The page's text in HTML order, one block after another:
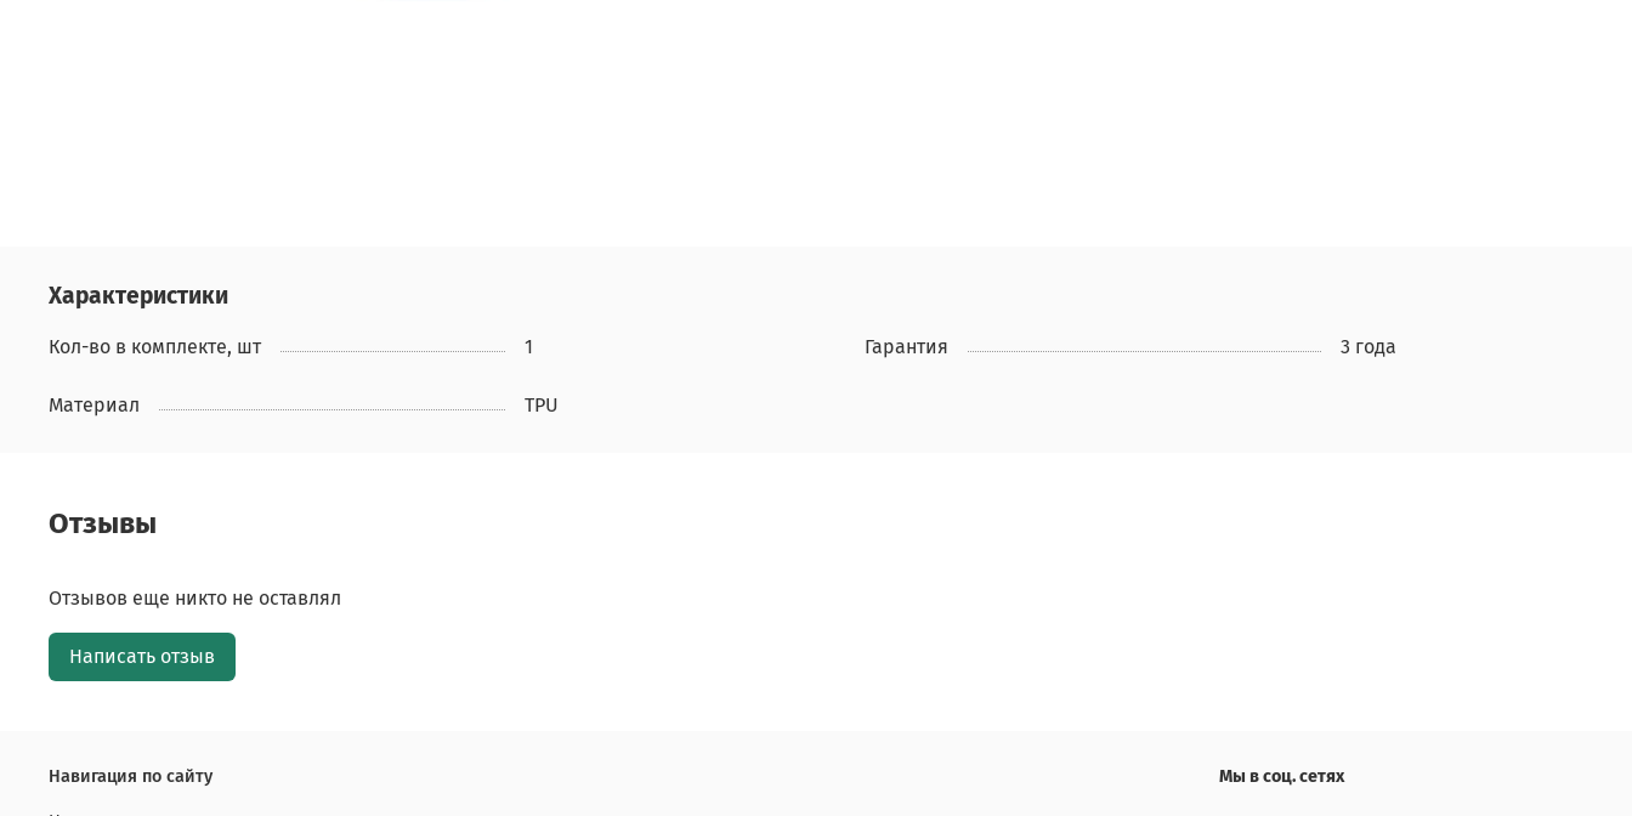
Характеристики
Кол-во в комплекте, шт 1 Гарантия 3 года
Материал TPU
Отзывы
Отзывов еще никто не оставлял
Написать отзыв
Навигация по сайту Мы в соц. сетях